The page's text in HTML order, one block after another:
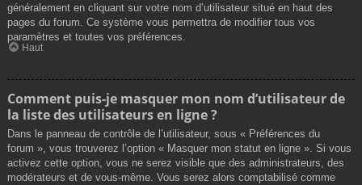
généralement en cliquant sur votre nom d’utilisateur situé en haut des
pages du forum. Ce système vous permettra de modifier tous vos
paramètres et toutes vos préférences.
Haut
Comment puis-je masquer mon nom d’utilisateur de
la liste des utilisateurs en ligne ?
Dans le panneau de contrôle de l’utilisateur, sous « Préférences du
forum », vous trouverez l’option « Masquer mon statut en ligne ». Si vous
activez cette option, vous ne serez visible que des administrateurs, des
modérateurs et de vous-même. Vous serez alors comptabilisé comme